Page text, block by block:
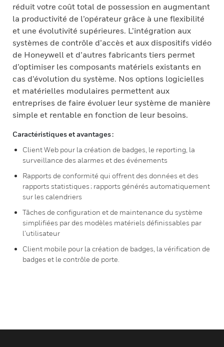
réduit votre coût total de possession en augmentant
la productivité de l’opérateur grâce à une flexibilité
et une évolutivité supérieures. L’intégration aux
systèmes de contrôle d’accès et aux dispositifs vidéo
de Honeywell et d’autres fabricants tiers permet
d’optimiser les composants matériels existants en
cas d’évolution du système. Nos options logicielles
et matérielles modulaires permettent aux
entreprises de faire évoluer leur système de manière
simple et rentable en fonction de leur besoins.
Caractéristiques et avantages :
Client Web pour la création de badges, le reporting, la
surveillance des alarmes et des événements
Rapports de conformité qui offrent des données et des
rapports statistiques ; rapports générés automatiquement
sur les calendriers
Tâches de configuration et de maintenance du système
simplifiées par des modèles matériels définissables par
l’utilisateur
Client mobile pour la création de badges, la vérification de
badges et le contrôle de porte.